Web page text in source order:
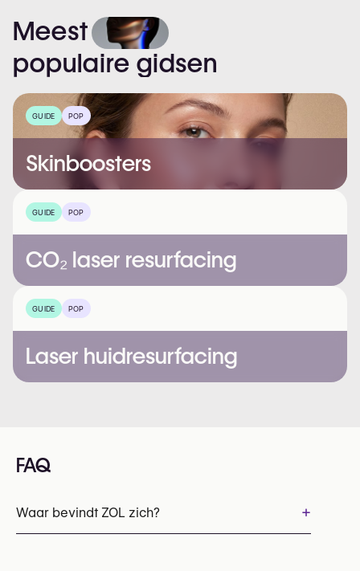
Meest
populaire gidsen
GUIDE POP
Skinboosters
GUIDE POP
CO₂ laser resurfacing
GUIDE POP
Laser huidresurfacing
FAQ
Waar bevindt ZOL zich? +